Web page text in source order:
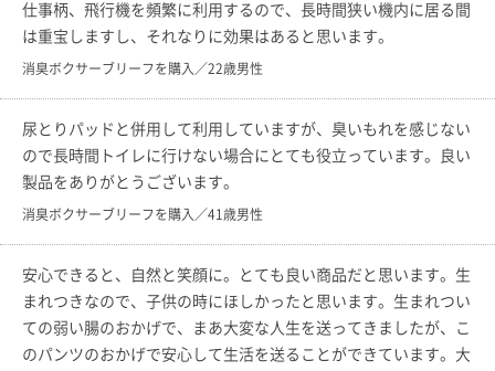
仕事柄、飛行機を頻繁に利用するので、長時間狭い機内に居る間
は重宝しますし、それなりに効果はあると思います。
消臭ボクサーブリーフを購入／22歳男性
尿とりパッドと併用して利用していますが、臭いもれを感じない
ので長時間トイレに行けない場合にとても役立っています。良い
製品をありがとうございます。
消臭ボクサーブリーフを購入／41歳男性
安心できると、自然と笑顔に。とても良い商品だと思います。生
まれつきなので、子供の時にほしかったと思います。生まれつい
ての弱い腸のおかげで、まあ大変な人生を送ってきましたが、こ
のパンツのおかげで安心して生活を送ることができています。大